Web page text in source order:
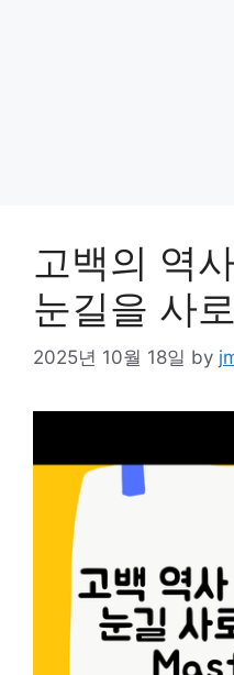
고백의 역
눈길을 사
2025년 10월 18일 by